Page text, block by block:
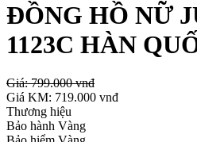
ĐỒNG HỒ NỮ
1123C HÀN
Giá:799.000 vnđ
Giá KM: 719.000 vnđ
Thương hiệu
Bảo hành Vàng